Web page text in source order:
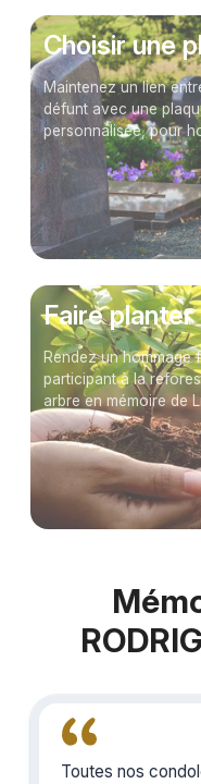
Choisir une
Maintenez un lien
défunt avec une
personnalisée, pour
Faire planter
Rendez un hommage
participant à la
arbre en mémoire de
Toutes nos